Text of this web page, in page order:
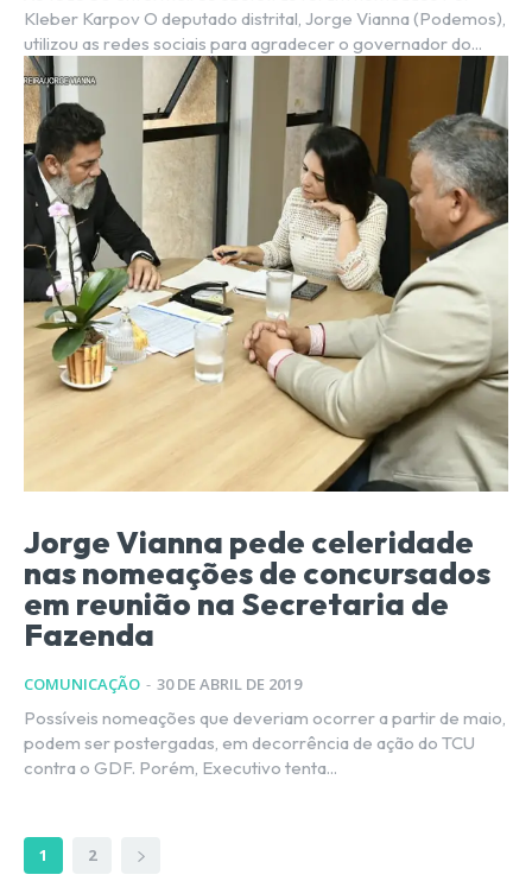
Kleber Karpov O deputado distrital, Jorge Vianna (Podemos),
utilizou as redes sociais para agradecer o governador do...
Jorge Vianna pede celeridade
nas nomeações de concursados
em reunião na Secretaria de
Fazenda
COMUNICAÇÃO - 30 DE ABRIL DE 2019
Possíveis nomeações que deveriam ocorrer a partir de maio,
podem ser postergadas, em decorrência de ação do TCU
contra o GDF. Porém, Executivo tenta...
1 2